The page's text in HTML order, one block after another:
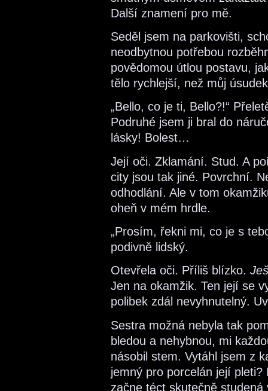
Další znamení pro mě.
Seděl jsem na parkovišti,
neodbytnou potřebou
povědomou útlou postavu,
tělo rychlejší, než můj
„Bello, co je ti, Bello?!“
Podruhé jsem ji bral do
lásky! Bolest…
Její oči. Zklamání. Stud. A
city jsou tak jiné. Povrchní.
odhodlání. Ale v tom
oheň v mém hrdle.
„Prosím, řekni mi, co je s
podivně lidský.
Otevřela oči. Příliš blízko.
Jen na okamžik. Ten její se
polibek zdál nevyhnutelný.
Sestra možná nebyla tak
bledou a nehybnou, mi
násobil stem. Vytáhl jsem z
jemný pro porcelán její
začne téct skutečně